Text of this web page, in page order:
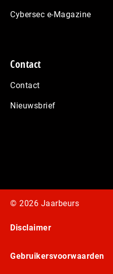
Cybersec e-Magazine
Contact
Contact
Nieuwsbrief
© 2026 Jaarbeurs
Disclaimer
Gebruikersvoorwaarden